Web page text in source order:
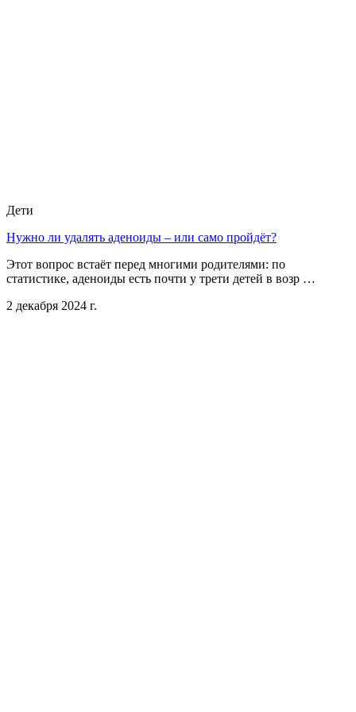
Дети
Нужно ли удалять аденоиды – или само пройдёт?
Этот вопрос встаёт перед многими родителями: по
статистике, аденоиды есть почти у трети детей в возр …
2 декабря 2024 г.